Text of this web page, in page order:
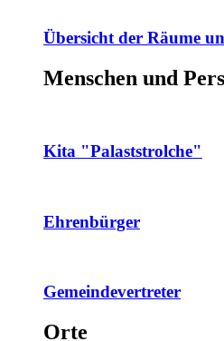
Übersicht der Räume
Menschen und
Kita "Palaststrolche"
Ehrenbürger
Gemeindevertreter
Orte